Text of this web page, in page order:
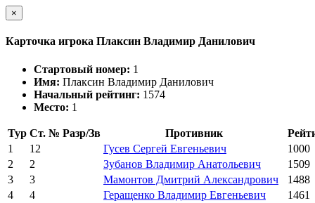
×
Карточка игрока Плаксин Владимир Данилович
Стартовый номер: 1
Имя: Плаксин Владимир Данилович
Начальный рейтинг: 1574
Место: 1
Тур Ст. № Разр/Зв Противник
1
12 Гусев Сергей Евгеньевич
1000
2
2 Зубанов Владимир Анатольевич
1509
3
3 Мамонтов Дмитрий Александрович
1488
4
4 Геращенко Владимир Евгеньевич
1461